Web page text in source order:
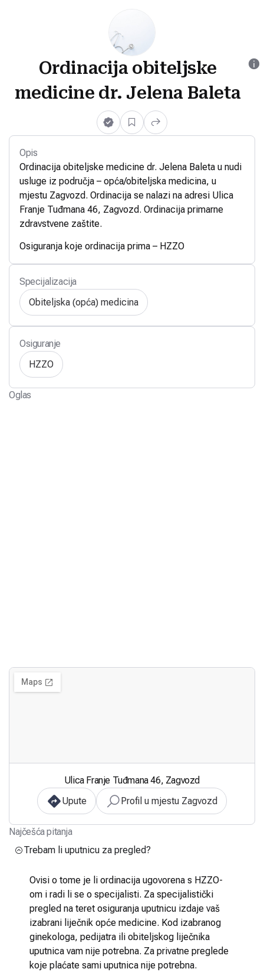
Ordinacija obiteljske
medicine dr. Jelena Baleta
Opis
Ordinacija obiteljske medicine dr. Jelena Baleta u nudi
usluge iz područja – opća/obiteljska medicina, u
mjestu Zagvozd. Ordinacija se nalazi na adresi Ulica
Franje Tuđmana 46, Zagvozd. Ordinacija primarne
zdravstvene zaštite.
Osiguranja koje ordinacija prima – HZZO
Specijalizacija
Obiteljska (opća) medicina
Osiguranje
HZZO
Oglas
Ulica Franje Tuđmana 46, Zagvozd
Upute
Profil u mjestu Zagvozd
Najčešća pitanja
Trebam li uputnicu za pregled?
Ovisi o tome je li ordinacija ugovorena s HZZO-
om i radi li se o specijalisti. Za specijalistički
pregled na teret osiguranja uputnicu izdaje vaš
izabrani liječnik opće medicine. Kod izabranog
ginekologa, pedijatra ili obiteljskog liječnika
uputnica vam nije potrebna. Za privatne preglede
koje plaćate sami uputnica nije potrebna.